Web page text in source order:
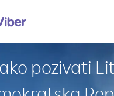
pozivati